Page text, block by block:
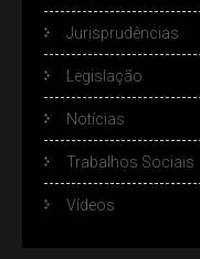
Jurisprudências
Legislação
Notícias
Trabalhos Sociais
Vídeos